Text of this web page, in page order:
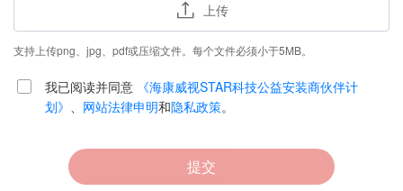
上传
支持上传png、jpg、pdf或压缩文件。每个文件必须小于5MB。
我已阅读并同意 《海康威视STAR科技公益安装商伙伴计
划》 、 网站法律申明和隐私政策。